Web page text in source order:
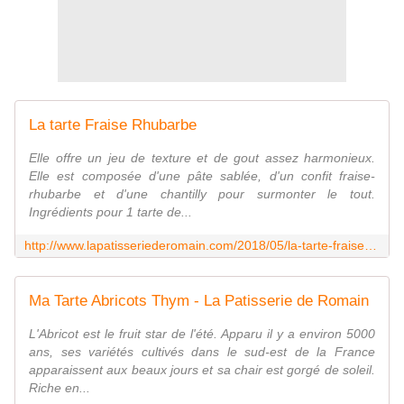
La tarte Fraise Rhubarbe
Elle offre un jeu de texture et de gout assez harmonieux.
Elle est composée d'une pâte sablée, d'un confit fraise-
rhubarbe et d'une chantilly pour surmonter le tout.
Ingrédients pour 1 tarte de...
Ma Tarte Abricots Thym - La Patisserie de Romain
L'Abricot est le fruit star de l'été. Apparu il y a environ 5000
ans, ses variétés cultivés dans le sud-est de la France
apparaissent aux beaux jours et sa chair est gorgé de soleil.
Riche en...